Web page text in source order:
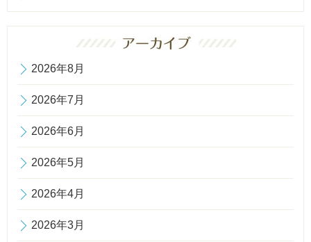
2026年8月
2026年7月
2026年6月
2026年5月
2026年4月
2026年3月